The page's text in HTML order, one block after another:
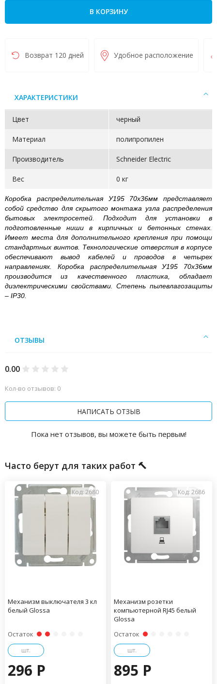
В КОРЗИНУ
Возврат 120 дней Удобное расположение
ХАРАКТЕРИСТИКИ
Цвет черный
Материал полипропилен
Производитель Schneider Electric
Вес 0 кг
Коробка распределительная У195 70х36мм представляет
собой средство для скрытого монтажа узла распределения
бытовых электросетей. Подходит для установки в
подготовленные ниши в кирпичных и бетонных стенах.
Имеет места для дополнительного крепления при помощи
стандартных винтов. Технологические отверстия в корпусе
обеспечивают вывод кабелей и проводов в четырех
направлениях. Коробка распределительная У195 70х36мм
производится из качественного пластика, обладает
диэлектрическими свойствами. Степень пылевлагозащиты
– IP30.
ОТЗЫВЫ
0.00
Кол-во отзывов: 0
НАПИСАТЬ ОТЗЫВ
Пока нет отзывов, вы можете быть первым!
Часто берут для таких работ 🔨
Код: 2680
Механизм выключателя 3 кл
белый Glossa
Остаток
шт.
296 P
Код: 2686
Механизм розетки
компьютерной RJ45 белый
Glossa
Остаток
шт.
895 P